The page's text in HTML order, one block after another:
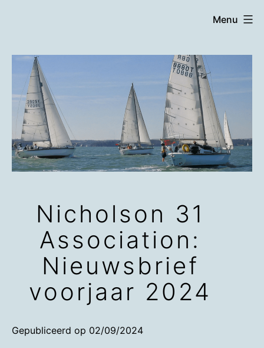
inhoud
Menu
Nicholson 31
Association:
Nieuwsbrief
voorjaar 2024
Gepubliceerd op 02/09/2024